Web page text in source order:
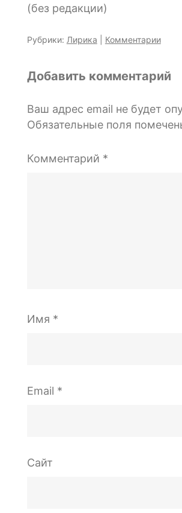
(без редакции)
Рубрики: Лирика Комментарии
Добавить комментарий
Ваш адрес email не будет
Обязательные поля
Комментарий *
Имя *
Email *
Сайт